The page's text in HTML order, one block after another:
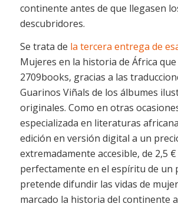
continente antes de que llegasen
descubridores.
Se trata de la tercera entrega de
Mujeres en la historia de África
2709books, gracias a las
Guarinos Viñals de los álbumes
originales. Como en otras
especializada en literaturas
edición en versión digital a un
extremadamente accesible, de 2,5
perfectamente en el espíritu de un
pretende difundir las vidas de
marcado la historia del continente